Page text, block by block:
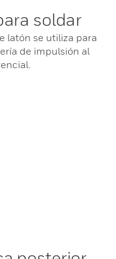
soldar
latón se utiliza para
de impulsión al